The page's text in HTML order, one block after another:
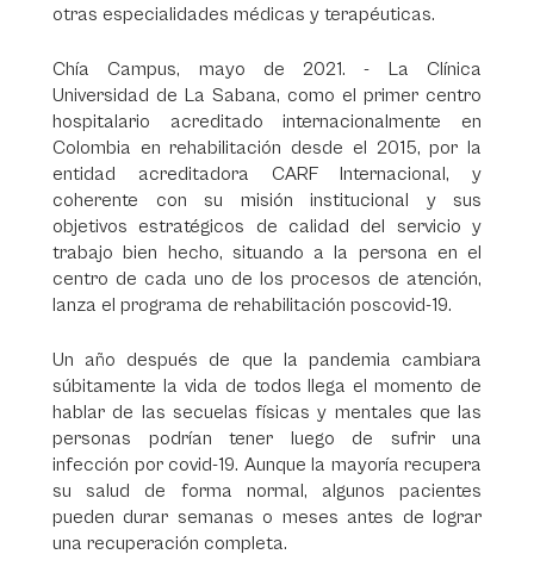
otras especialidades médicas y terapéuticas.
Chía Campus, mayo de 2021. - La Clínica
Universidad de La Sabana, como el primer centro
hospitalario acreditado internacionalmente en
Colombia en rehabilitación desde el 2015, por la
entidad acreditadora CARF Internacional, y
coherente con su misión institucional y sus
objetivos estratégicos de calidad del servicio y
trabajo bien hecho, situando a la persona en el
centro de cada uno de los procesos de atención,
lanza el programa de rehabilitación poscovid-19.
Un año después de que la pandemia cambiara
súbitamente la vida de todos llega el momento de
hablar de las secuelas físicas y mentales que las
personas podrían tener luego de sufrir una
infección por covid-19. Aunque la mayoría recupera
su salud de forma normal, algunos pacientes
pueden durar semanas o meses antes de lograr
una recuperación completa.